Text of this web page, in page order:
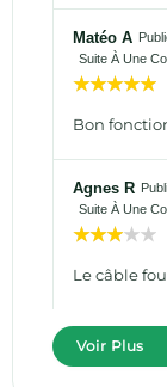
Matéo A
Suite À Une
Bon
Agnes R
Suite À Une
Le câble
Voir Plus